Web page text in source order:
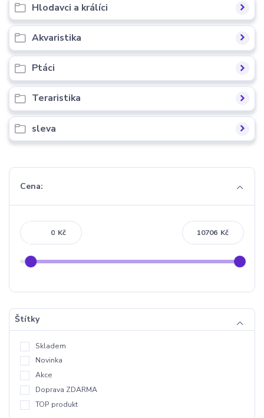
Hlodavci a králíci
Akvaristika
Ptáci
Teraristika
sleva
Cena:
Kč Kč
Štítky
Skladem
Novinka
Akce
Doprava ZDARMA
TOP produkt